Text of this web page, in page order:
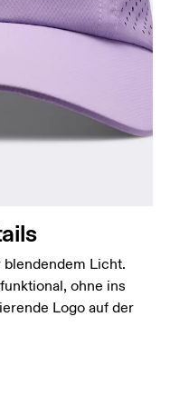
Licht.
ohne ins
Logo auf der